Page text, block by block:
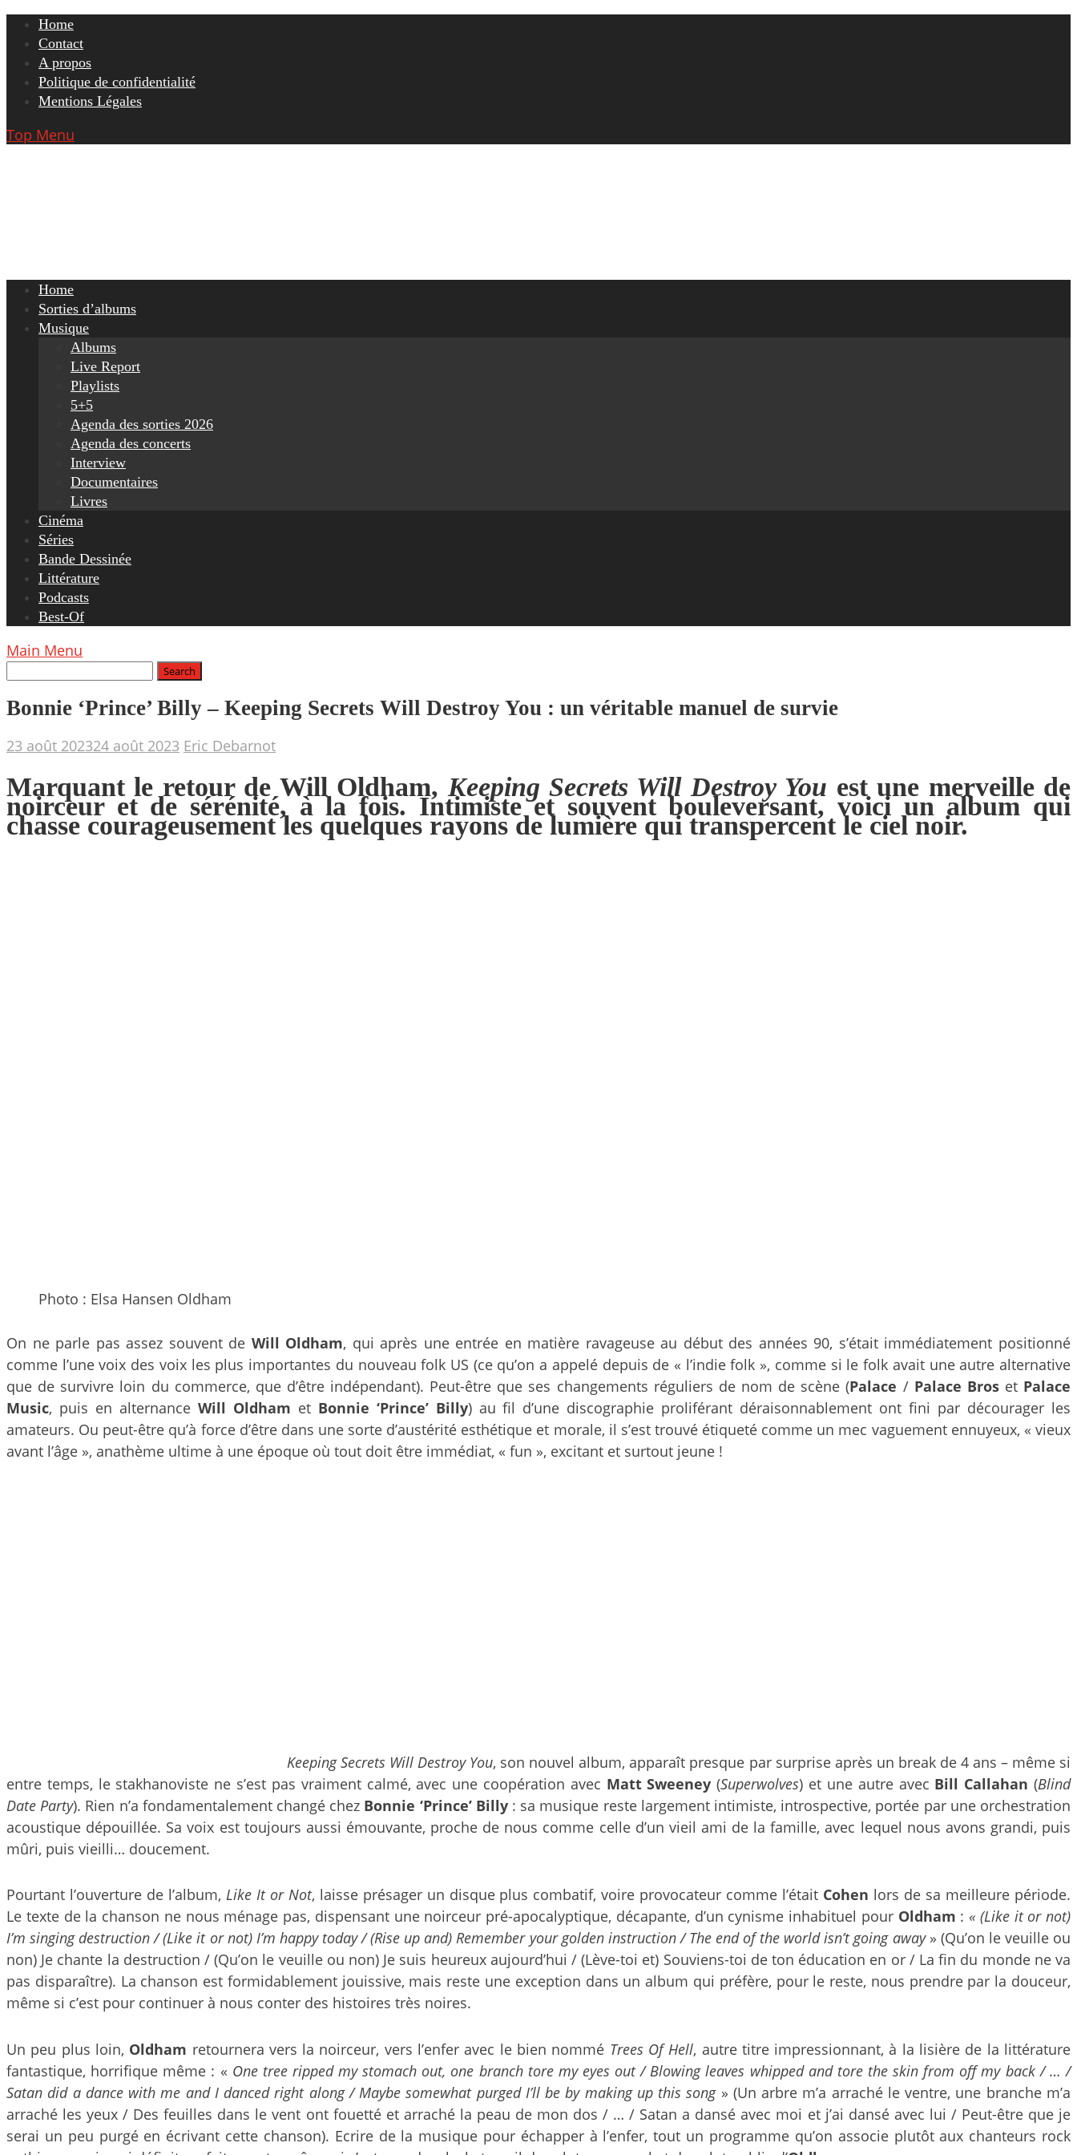
Skip
content
Home
Contact
A propos
Politique de confidentialité
Mentions Légales
Top Menu
Home
Sorties d’albums
Musique
Albums
Live Report
Playlists
5+5
Agenda des sorties 2026
Agenda des concerts
Interview
Documentaires
Livres
Cinéma
Séries
Bande Dessinée
Littérature
Podcasts
Best-Of
Main Menu
Bonnie ‘Prince’ Billy – Keeping Secrets Will Destroy You : un véritable manuel de survie
23 août 202324 août 2023 Eric Debarnot
Marquant le retour de Will Oldham, Keeping Secrets Will Destroy You est une merveille de
noirceur et de sérénité, à la fois. Intimiste et souvent bouleversant, voici un album qui
chasse courageusement les quelques rayons de lumière qui transpercent le ciel noir.
Photo : Elsa Hansen Oldham
On ne parle pas assez souvent de Will Oldham, qui après une entrée en matière ravageuse au début des années 90, s’était immédiatement positionné
comme l’une voix des voix les plus importantes du nouveau folk US (ce qu’on a appelé depuis de « l’indie folk », comme si le folk avait une autre alternative
que de survivre loin du commerce, que d’être indépendant). Peut-être que ses changements réguliers de nom de scène (Palace / Palace Broset Palace
Music, puis en alternance Will Oldham et Bonnie ‘Prince’ Billy) au fil d’une discographie proliférant déraisonnablement ont fini par décourager les
amateurs. Ou peut-être qu’à force d’être dans une sorte d’austérité esthétique et morale, il s’est trouvé étiqueté comme un mec vaguement ennuyeux, « vieux
avant l’âge », anathème ultime à une époque où tout doit être immédiat, « fun », excitant et surtout jeune !
Keeping Secrets Will Destroy You, son nouvel album, apparaît presque par surprise après un break de 4 ans – même si
entre temps, le stakhanoviste ne s’est pas vraiment calmé, avec une coopération avec Matt Sweeney (Superwolves) et une autre avec Bill Callahan (Blind
Date Party). Rien n’a fondamentalement changé chez Bonnie ‘Prince’ Billy: sa musique reste largement intimiste, introspective, portée par une orchestration
acoustique dépouillée. Sa voix est toujours aussi émouvante, proche de nous comme celle d’un vieil ami de la famille, avec lequel nous avons grandi, puis
mûri, puis vieilli… doucement.
Pourtant l’ouverture de l’album, Like It or Not, laisse présager un disque plus combatif, voire provocateur comme l’était Cohen lors de sa meilleure période.
Le texte de la chanson ne nous ménage pas, dispensant une noirceur pré-apocalyptique, décapante, d’un cynisme inhabituel pour Oldham : « (Like it or not)
I’m singing destruction / (Like it or not) I’m happy today / (Rise up and) Remember your golden instruction / The end of the world isn’t going away » (Qu’on le veuille ou
non) Je chante la destruction / (Qu’on le veuille ou non) Je suis heureux aujourd’hui / (Lève-toi et) Souviens-toi de ton éducation en or / La fin du monde ne va
pas disparaître). La chanson est formidablement jouissive, mais reste une exception dans un album qui préfère, pour le reste, nous prendre par la douceur,
même si c’est pour continuer à nous conter des histoires très noires.
Un peu plus loin, Oldham retournera vers la noirceur, vers l’enfer avec le bien nommé Trees Of Hell, autre titre impressionnant, à la lisière de la littérature
fantastique, horrifique même : « One tree ripped my stomach out, one branch tore my eyes out / Blowing leaves whipped and tore the skin from off my back / … /
Satan did a dance with me and I danced right along / Maybe somewhat purged I’ll be by making up this song» (Un arbre m’a arraché le ventre, une branche m’a
arraché les yeux / Des feuilles dans le vent ont fouetté et arraché la peau de mon dos / … / Satan a dansé avec moi et j’ai dansé avec lui / Peut-être que je
serai un peu purgé en écrivant cette chanson). Ecrire de la musique pour échapper à l’enfer, tout un programme qu’on associe plutôt aux chanteurs rock